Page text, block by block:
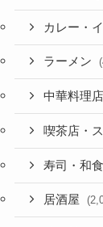
カレー・
ラーメン
中華料理店
喫茶店・
寿司・和食
居酒屋